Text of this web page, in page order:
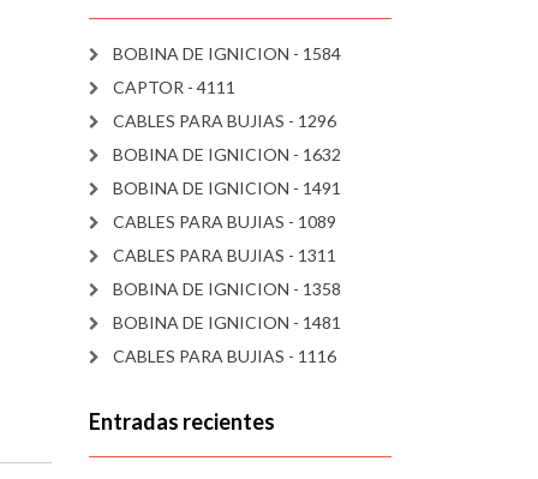
BOBINA DE IGNICION - 1584
CAPTOR - 4111
CABLES PARA BUJIAS - 1296
BOBINA DE IGNICION - 1632
BOBINA DE IGNICION - 1491
CABLES PARA BUJIAS - 1089
CABLES PARA BUJIAS - 1311
BOBINA DE IGNICION - 1358
BOBINA DE IGNICION - 1481
CABLES PARA BUJIAS - 1116
Entradas recientes